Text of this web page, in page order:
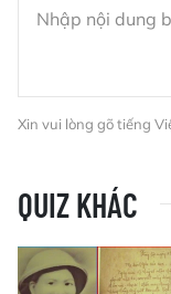
Xin vui lòng gõ tiếng
QUIZ KHÁC